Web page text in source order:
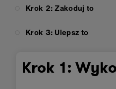
Krok 2: Zakoduj to
Krok 3: Ulepsz to
Krok 1: